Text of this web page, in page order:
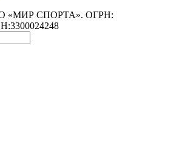
«МИР СПОРТА». ОГРН: